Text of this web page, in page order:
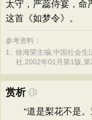
太守，严蕊侍宴，命
这首《如梦令》。
参考资料：
1、徐海荣主编,中国社会生
社,2002年01月第1版,
赏析
“道是梨花不是。